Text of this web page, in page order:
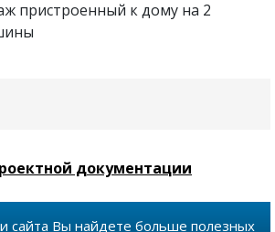
пристроенный к дому на 2
документации
сайта Вы найдете больше полезных